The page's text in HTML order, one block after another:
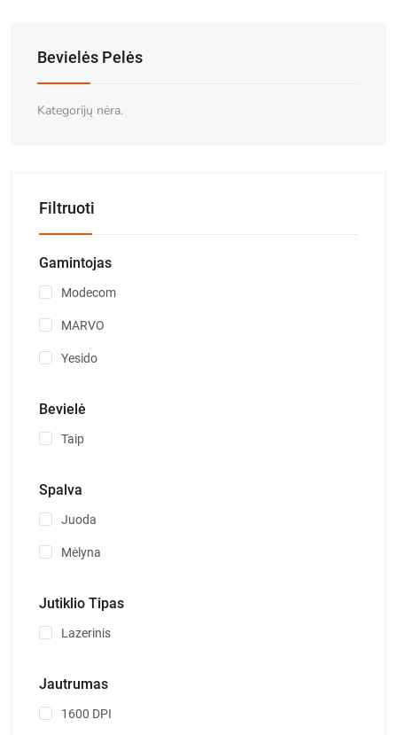
Bevielės Pelės
Kategorijų nėra.
Filtruoti
Gamintojas
Modecom
MARVO
Yesido
Bevielė
Taip
Spalva
Juoda
Mėlyna
Jutiklio Tipas
Lazerinis
Jautrumas
1600 DPI